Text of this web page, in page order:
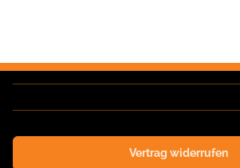
Vertrag widerrufen